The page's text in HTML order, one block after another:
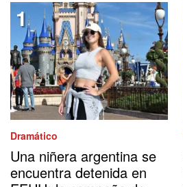
Dramático
Una niñera argentina se
encuentra detenida en